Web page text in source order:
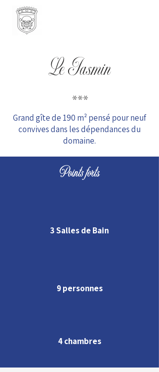
Le Jasmin
***
Grand gîte de 190 m² pensé pour neuf
convives dans les dépendances du
domaine.
Points forts
3 Salles de Bain
9 personnes
4 chambres